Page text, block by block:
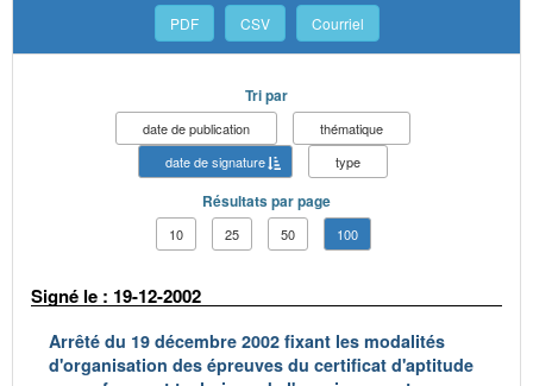
PDF CSV Courriel
Tri par
date de publication
thématique
date de signature
type
Résultats par page
10 25 50 100
Signé le : 19-12-2002
Arrêté du 19 décembre 2002 fixant les modalités
d'organisation des épreuves du certificat d'aptitude